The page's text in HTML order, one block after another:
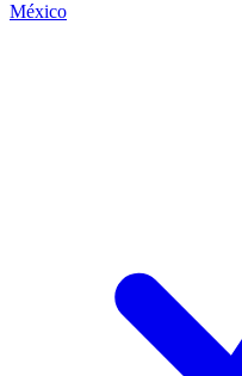
México